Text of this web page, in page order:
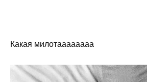
Какая милотаааааааа